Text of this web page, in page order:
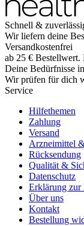
Schnell &
Wir liefern deine
Versandkostenfrei
ab 25 € Bestellwert.
Deine Bedürfnisse
Wir prüfen für dich
Service
Hilfethemen
Zahlung
Versand
Arzneimittel
Rücksendung
Qualität &
Datenschutz
Erklärung zur
Über uns
Kontakt
Bestellung